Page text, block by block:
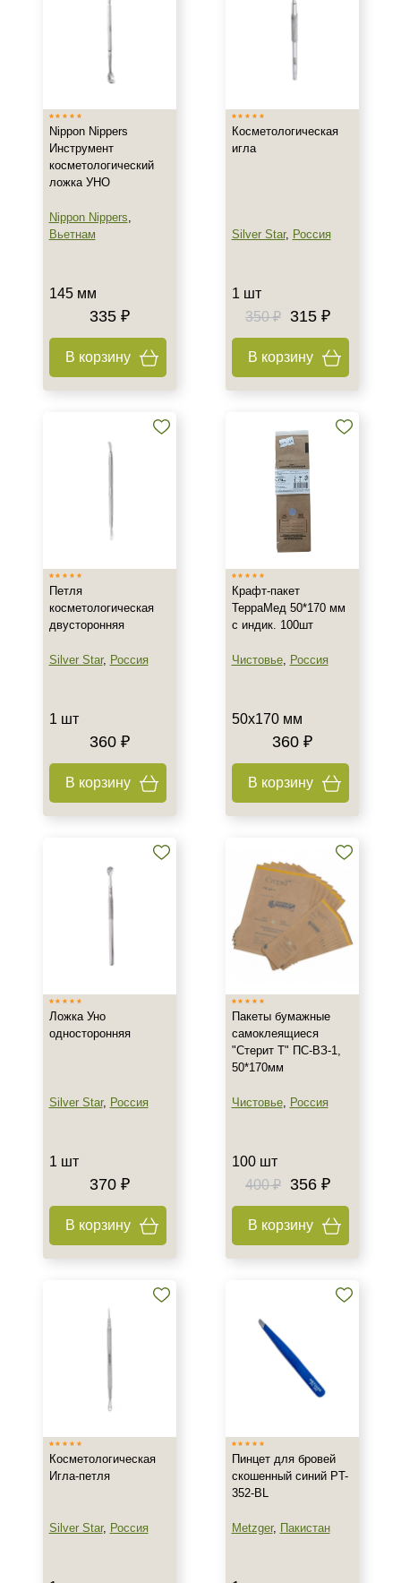
Nippon Nippers
Инструмент
косметологический
ложка УНО
Nippon Nippers,
Вьетнам
145 мм
335 ₽
В корзину
Косметологическая
игла
Silver Star, Россия
1 шт
350 ₽
315 ₽
В корзину
Петля
косметологическая
двусторонняя
Silver Star, Россия
1 шт
360 ₽
В корзину
Крафт-пакет
ТерраМед 50*170 мм
с индик. 100шт
Чистовье, Россия
50х170 мм
360 ₽
В корзину
Ложка Уно
односторонняя
Silver Star, Россия
1 шт
370 ₽
В корзину
Пакеты бумажные
самоклеящиеся
"Стерит Т" ПС-ВЗ-1,
50*170мм
Чистовье, Россия
100 шт
400 ₽
356 ₽
В корзину
Косметологическая
Игла-петля
Silver Star, Россия
Пинцет для бровей
скошенный синий PT-
352-BL
Metzger, Пакистан